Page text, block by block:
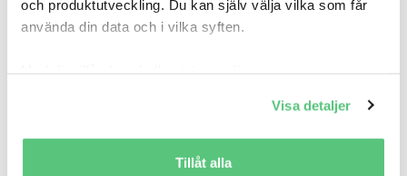
och produktutveckling. Du kan själv välja vilka som får
använda din data och i vilka syften.
som kan ha en noggrannhet på upp till flera meter
Identifiera din enhet genom att aktivt skanna den
för specifika kännetecken (fingeravtryck)
Visa detaljer
Tillåt alla
Bilförsäkring för Mercedes SL500
Bra bilförsäkring - 4,4 av 5 i betyg